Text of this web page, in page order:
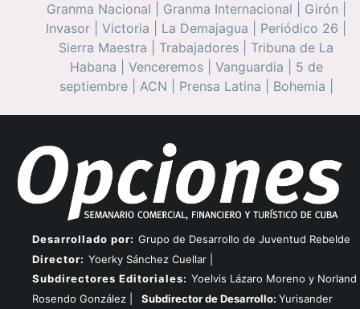
Granma Nacional
Granma Internacional Girón
Invasor
Victoria La Demajagua Periódico 26
Sierra Maestra
Trabajadores
Tribuna de La
Habana
Venceremos| Vanguardia
5 de
septiembre| ACN Prensa Latina Bohemia
Desarrollado por: Grupo de Desarrollo de Juventud Rebelde
Director: Yoerky Sánchez Cuellar |
Subdirectores Editoriales: Yoelvis Lázaro Moreno y Norland
Rosendo González |
Subdirector de Desarrollo: Yurisander